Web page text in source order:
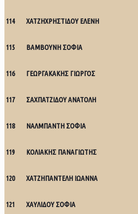
114 ΧΑΤΖΗΧΡΗΣΤΙΔΟΥ ΕΛΕΝΗ
115 ΒΑΜΒΟΥΝΗ ΣΟΦΙΑ
116 ΓΕΩΡΓΑΚΑΚΗΣ ΓΙΩΡΓΟΣ
117 ΣΑΧΠΑΤΖΙΔΟΥ ΑΝΑΤΟΛΗ
118 ΝΑΛΜΠΑΝΤΗ ΣΟΦΙΑ
119 ΚΟΛΙΑΚΗΣ ΠΑΝΑΓΙΩΤΗΣ
120 ΧΑΤΖΗΠΑΝΤΕΛΗ ΙΩΑΝΝΑ
121 ΧΑΥΛΙΔΟΥ ΣΟΦΙΑ